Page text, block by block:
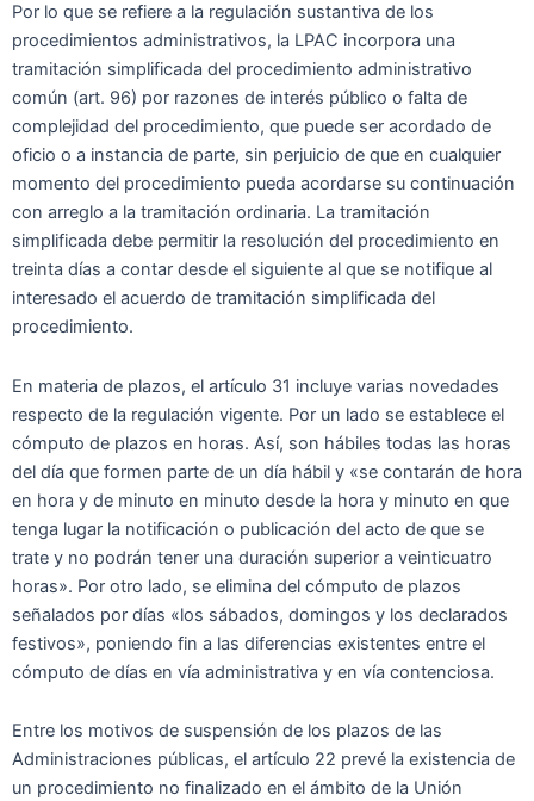
Por lo que se refiere a la regulación sustantiva de los
procedimientos administrativos, la LPAC incorpora una
tramitación simplificada del procedimiento administrativo
común (art. 96) por razones de interés público o falta de
complejidad del procedimiento, que puede ser acordado de
oficio o a instancia de parte, sin perjuicio de que en cualquier
momento del procedimiento pueda acordarse su continuación
con arreglo a la tramitación ordinaria. La tramitación
simplificada debe permitir la resolución del procedimiento en
treinta días a contar desde el siguiente al que se notifique al
interesado el acuerdo de tramitación simplificada del
procedimiento.
En materia de plazos, el artículo 31 incluye varias novedades
respecto de la regulación vigente. Por un lado se establece el
cómputo de plazos en horas. Así, son hábiles todas las horas
del día que formen parte de un día hábil y «se contarán de hora
en hora y de minuto en minuto desde la hora y minuto en que
tenga lugar la notificación o publicación del acto de que se
trate y no podrán tener una duración superior a veinticuatro
horas». Por otro lado, se elimina del cómputo de plazos
señalados por días «los sábados, domingos y los declarados
festivos», poniendo fin a las diferencias existentes entre el
cómputo de días en vía administrativa y en vía contenciosa.
Entre los motivos de suspensión de los plazos de las
Administraciones públicas, el artículo 22 prevé la existencia de
un procedimiento no finalizado en el ámbito de la Unión